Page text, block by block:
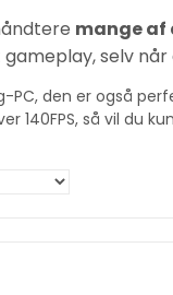
mange af
selv
PC, den er også
140FPS, så vil du